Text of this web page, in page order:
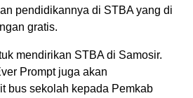
pendidikannya di STBA yang di
gratis.
mendirikan STBA di Samosir.
Prompt juga akan
bus sekolah kepada Pemkab